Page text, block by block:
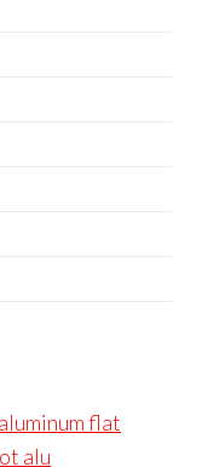
flat
alu